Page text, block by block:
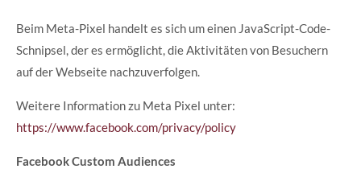
​Beim Meta-Pixel handelt es sich um einen JavaScript-Code-
Schnipsel, der es ermöglicht, die Aktivitäten von Besuchern
auf der Webseite nachzuverfolgen.
Weitere Information zu Meta Pixel unter:
https://www.facebook.com/privacy/policy
Facebook Custom Audiences